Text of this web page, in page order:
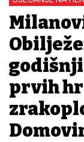
prvih